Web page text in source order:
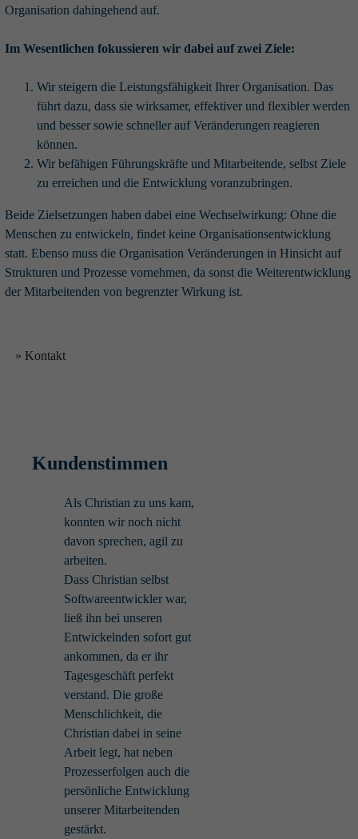
Organisation dahingehend auf.
Im Wesentlichen fokussieren wir dabei auf zwei Ziele:
Wir steigern die Leistungsfähigkeit Ihrer Organisation. Das
führt dazu, dass sie wirksamer, effektiver und flexibler werden
und besser sowie schneller auf Veränderungen reagieren
können.
Wir befähigen Führungskräfte und Mitarbeitende, selbst Ziele
zu erreichen und die Entwicklung voranzubringen.
Beide Zielsetzungen haben dabei eine Wechselwirkung: Ohne die
Menschen zu entwickeln, findet keine Organisationsentwicklung
statt. Ebenso muss die Organisation Veränderungen in Hinsicht auf
Strukturen und Prozesse vornehmen, da sonst die Weiterentwicklung
der Mitarbeitenden von begrenzter Wirkung ist.
» Kontakt
Kundenstimmen
Als Christian zu uns kam,
konnten wir noch nicht
davon sprechen, agil zu
arbeiten.
Dass Christian selbst
Softwareentwickler war,
ließ ihn bei unseren
Entwickelnden sofort gut
ankommen, da er ihr
Tagesgeschäft perfekt
verstand. Die große
Menschlichkeit, die
Christian dabei in seine
Arbeit legt, hat neben
Prozesserfolgen auch die
persönliche Entwicklung
unserer Mitarbeitenden
gestärkt.